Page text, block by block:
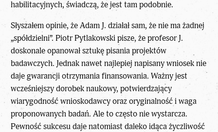
habilitacyjnych, świadczą, że jest tam podobnie.
Słyszałem opinie, że Adam J. działał sam, że nie ma żadnej
„spółdzielni”. Piotr Pytlakowski pisze, że profesor J.
doskonale opanował sztukę pisania projektów
badawczych. Jednak nawet najlepiej napisany wniosek nie
daje gwarancji otrzymania finansowania. Ważny jest
wcześniejszy dorobek naukowy, potwierdzający
wiarygodność wnioskodawcy oraz oryginalność i waga
proponowanych badań. Ale to często nie wystarcza.
Pewność sukcesu daje natomiast daleko idąca życzliwość